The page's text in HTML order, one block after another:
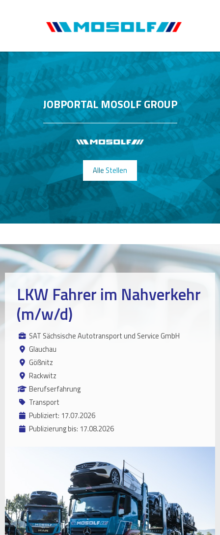
JOBPORTAL MOSOLF GROUP
Alle Stellen
LKW Fahrer im Nahverkehr
(m/w/d)
SAT Sächsische Autotransport und Service GmbH
Glauchau
Gößnitz
Rackwitz
Berufserfahrung
Transport
Publiziert: 17.07.2026
Publizierung bis: 17.08.2026